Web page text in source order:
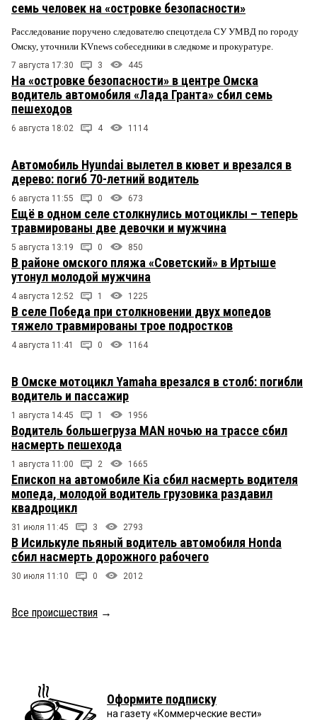
семь человек на «островке безопасности»
Расследование поручено следователю спецотдела СУ УМВД по городу
Омску, уточнили KVnews собеседники в следкоме и прокуратуре.
7 августа 17:30 3 445
На «островке безопасности» в центре Омска
водитель автомобиля «Лада Гранта» сбил семь
пешеходов
6 августа 18:02 4 1114
Автомобиль Hyundai вылетел в кювет и врезался в
дерево: погиб 70-летний водитель
6 августа 11:55 0 673
Ещё в одном селе столкнулись мотоциклы – теперь
травмированы две девочки и мужчина
5 августа 13:19 0 850
В районе омского пляжа «Советский» в Иртыше
утонул молодой мужчина
4 августа 12:52 1 1225
В селе Победа при столкновении двух мопедов
тяжело травмированы трое подростков
4 августа 11:41 0 1164
В Омске мотоцикл Yamaha врезался в столб: погибли
водитель и пассажир
1 августа 14:45 1 1956
Водитель большегруза MAN ночью на трассе сбил
насмерть пешехода
1 августа 11:00 2 1665
Епископ на автомобиле Kia сбил насмерть водителя
мопеда, молодой водитель грузовика раздавил
квадроцикл
31 июля 11:45 3 2793
В Исилькуле пьяный водитель автомобиля Honda
сбил насмерть дорожного рабочего
30 июля 11:10 0 2012
Все происшествия →
Оформите подписку
на газету «Коммерческие вести»